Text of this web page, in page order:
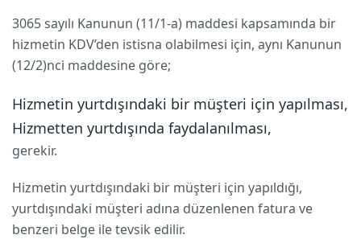
3065 sayılı Kanunun (11/1-a) maddesi kapsamında bir
hizmetin KDV’den istisna olabilmesi için, aynı Kanunun
(12/2)nci maddesine göre;
Hizmetin yurtdışındaki bir müşteri için yapılması,
Hizmetten yurtdışında faydalanılması,
gerekir.
Hizmetin yurtdışındaki bir müşteri için yapıldığı,
yurtdışındaki müşteri adına düzenlenen fatura ve
benzeri belge ile tevsik edilir.